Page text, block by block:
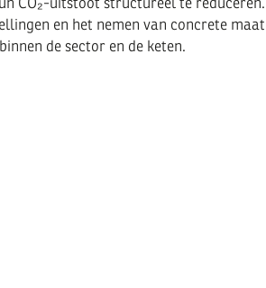
en het nemen van concrete
de sector en de keten.